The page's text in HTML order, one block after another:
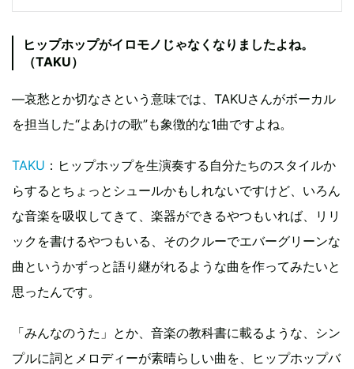
ヒップホップがイロモノじゃなくなりましたよね。
（TAKU）
―哀愁とか切なさという意味では、TAKUさんがボーカル
を担当した“よあけの歌”も象徴的な1曲ですよね。
TAKU ：ヒップホップを生演奏する自分たちのスタイルか
らするとちょっとシュールかもしれないですけど、いろん
な音楽を吸収してきて、楽器ができるやつもいれば、リリ
ックを書けるやつもいる、そのクルーでエバーグリーンな
曲というかずっと語り継がれるような曲を作ってみたいと
思ったんです。
「みんなのうた」とか、音楽の教科書に載るような、シン
プルに詞とメロディーが素晴らしい曲を、ヒップホップバ